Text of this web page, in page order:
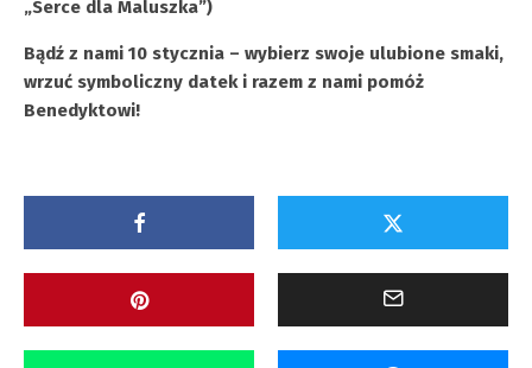
„Serce dla Maluszka”)
Bądź z nami 10 stycznia – wybierz swoje ulubione smaki,
wrzuć symboliczny datek i razem z nami pomóż
Benedyktowi!